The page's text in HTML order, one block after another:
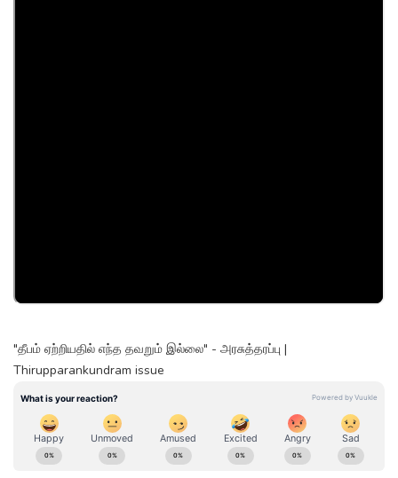
"தீபம் ஏற்றியதில் எந்த தவறும் இல்லை" - அரசுத்தரப்பு |
Thirupparankundram issue